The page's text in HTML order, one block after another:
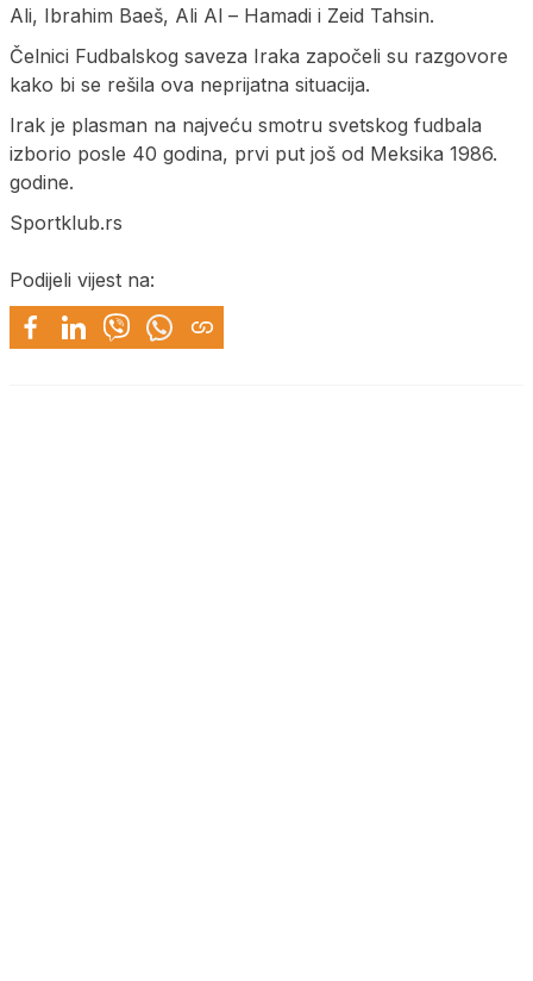
Ali, Ibrahim Baeš, Ali Al – Hamadi i Zeid Tahsin.
Čelnici Fudbalskog saveza Iraka započeli su razgovore
kako bi se rešila ova neprijatna situacija.
Irak je plasman na najveću smotru svetskog fudbala
izborio posle 40 godina, prvi put još od Meksika 1986.
godine.
Sportklub.rs
Podijeli vijest na: